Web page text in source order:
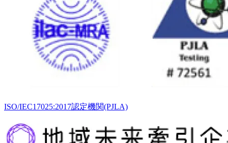
ISO/IEC17025:2017認定機関(PJLA)